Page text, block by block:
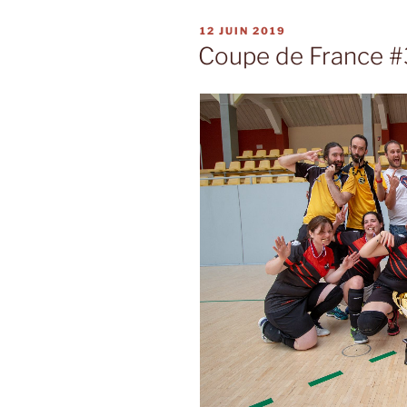
PUBLIÉ
LE
12 JUIN 2019
Coupe de France